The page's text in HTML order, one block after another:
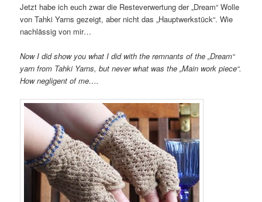
Jetzt habe ich euch zwar die Resteverwertung der „Dream“ Wolle
von Tahki Yarns gezeigt, aber nicht das „Hauptwerkstück“. Wie
nachlässig von mir…
Now I did show you what I did with the remnants of the „Dream“
yarn from Tahki Yarns, but never what was the „Main work piece“.
How negligent of me….